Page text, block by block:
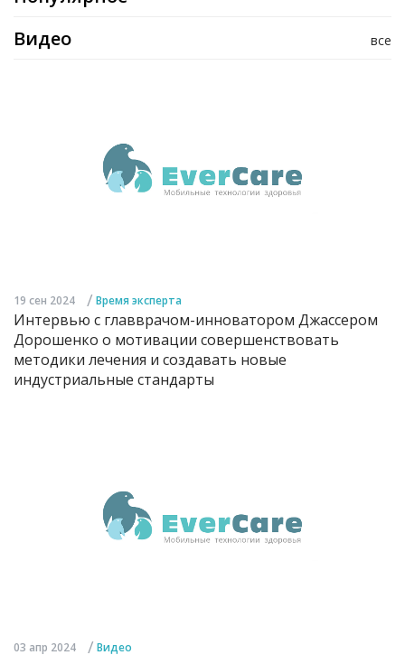
все
Видео
19 сен 2024 / Время эксперта
Интервью с главврачом-инноватором Джассером
Дорошенко о мотивации совершенствовать
методики лечения и создавать новые
индустриальные стандарты
03 апр 2024 / Видео